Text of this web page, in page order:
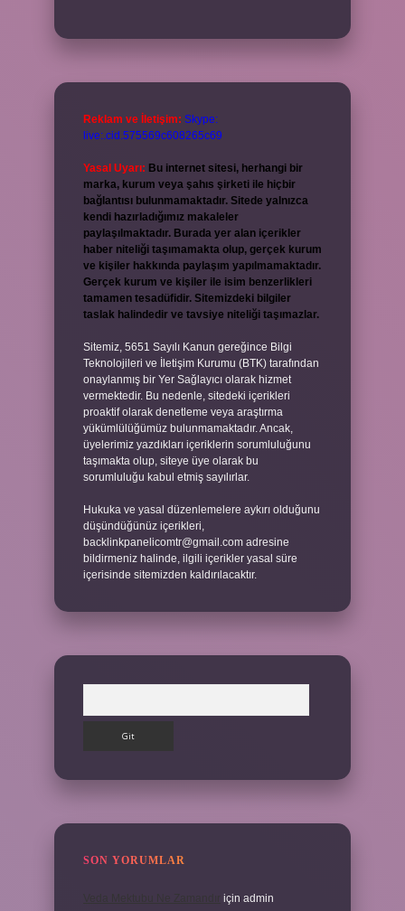
Reklam ve İletişim: Skype:
live:.cid.575569c608265c69
Yasal Uyarı: Bu internet sitesi, herhangi bir
marka, kurum veya şahıs şirketi ile hiçbir
bağlantısı bulunmamaktadır. Sitede yalnızca
kendi hazırladığımız makaleler
paylaşılmaktadır. Burada yer alan içerikler
haber niteliği taşımamakta olup, gerçek kurum
ve kişiler hakkında paylaşım yapılmamaktadır.
Gerçek kurum ve kişiler ile isim benzerlikleri
tamamen tesadüfidir. Sitemizdeki bilgiler
taslak halindedir ve tavsiye niteliği taşımazlar.
Sitemiz, 5651 Sayılı Kanun gereğince Bilgi
Teknolojileri ve İletişim Kurumu (BTK) tarafından
onaylanmış bir Yer Sağlayıcı olarak hizmet
vermektedir. Bu nedenle, sitedeki içerikleri
proaktif olarak denetleme veya araştırma
yükümlülüğümüz bulunmamaktadır. Ancak,
üyelerimiz yazdıkları içeriklerin sorumluluğunu
taşımakta olup, siteye üye olarak bu
sorumluluğu kabul etmiş sayılırlar.
Hukuka ve yasal düzenlemelere aykırı olduğunu
düşündüğünüz içerikleri,
backlinkpanelicomtr@gmail.com adresine
bildirmeniz halinde, ilgili içerikler yasal süre
içerisinde sitemizden kaldırılacaktır.
SON YORUMLAR
için admin